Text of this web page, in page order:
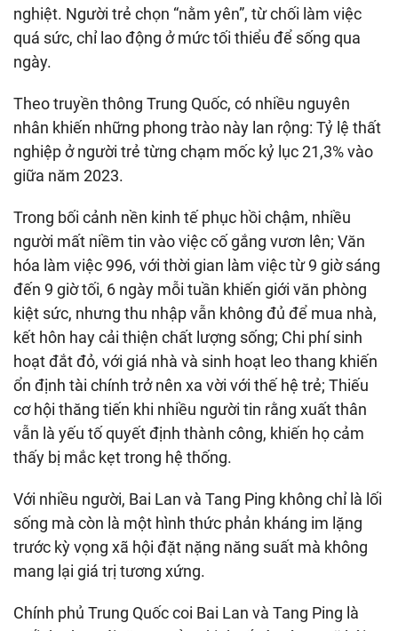
nghiệt. Người trẻ chọn “nằm yên”, từ chối làm việc
quá sức, chỉ lao động ở mức tối thiểu để sống qua
ngày.
Theo truyền thông Trung Quốc, có nhiều nguyên
nhân khiến những phong trào này lan rộng: Tỷ lệ thất
nghiệp ở người trẻ từng chạm mốc kỷ lục 21,3% vào
giữa năm 2023.
Trong bối cảnh nền kinh tế phục hồi chậm, nhiều
người mất niềm tin vào việc cố gắng vươn lên; Văn
hóa làm việc 996, với thời gian làm việc từ 9 giờ sáng
đến 9 giờ tối, 6 ngày mỗi tuần khiến giới văn phòng
kiệt sức, nhưng thu nhập vẫn không đủ để mua nhà,
kết hôn hay cải thiện chất lượng sống; Chi phí sinh
hoạt đắt đỏ, với giá nhà và sinh hoạt leo thang khiến
ổn định tài chính trở nên xa vời với thế hệ trẻ; Thiếu
cơ hội thăng tiến khi nhiều người tin rằng xuất thân
vẫn là yếu tố quyết định thành công, khiến họ cảm
thấy bị mắc kẹt trong hệ thống.
Với nhiều người, Bai Lan và Tang Ping không chỉ là lối
sống mà còn là một hình thức phản kháng im lặng
trước kỳ vọng xã hội đặt nặng năng suất mà không
mang lại giá trị tương xứng.
Chính phủ Trung Quốc coi Bai Lan và Tang Ping là